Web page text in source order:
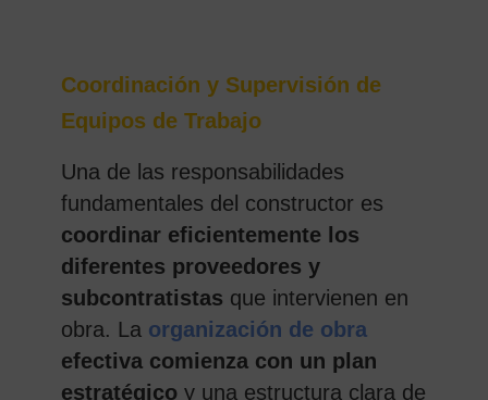
Coordinación y Supervisión de
Equipos de Trabajo
Una de las responsabilidades
fundamentales del constructor es
coordinar eficientemente los
diferentes proveedores y
subcontratistas que intervienen en
obra. La organización de obra
efectiva comienza con un plan
estratégicoy una estructura clara de